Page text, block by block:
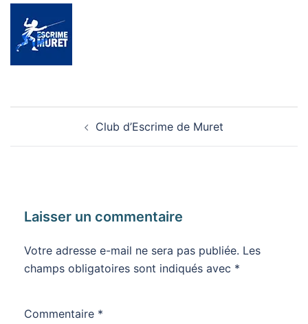
Club d’Escrime de Muret
Laisser un commentaire
Votre adresse e-mail ne sera pas publiée. Les
champs obligatoires sont indiqués avec *
Commentaire *